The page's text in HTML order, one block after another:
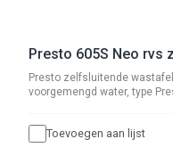
Presto 605S Neo rvs
Presto zelfsluitende
voorgemengd water, type
Toevoegen aan lijst